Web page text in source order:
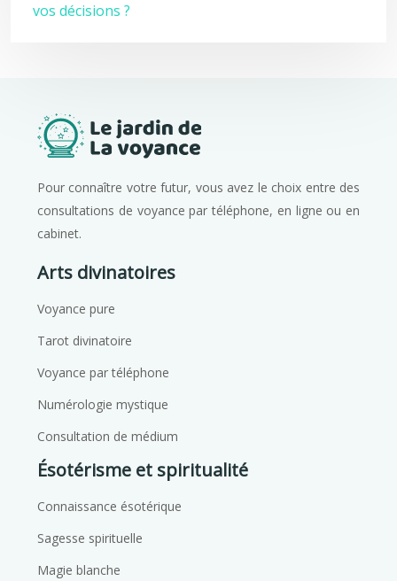
vos décisions ?
Pour connaître votre futur, vous avez le choix entre des
consultations de voyance par téléphone, en ligne ou en
cabinet.
Arts divinatoires
Voyance pure
Tarot divinatoire
Voyance par téléphone
Numérologie mystique
Consultation de médium
Ésotérisme et spiritualité
Connaissance ésotérique
Sagesse spirituelle
Magie blanche